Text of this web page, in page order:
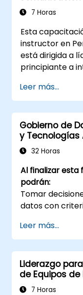
éxito en este
conflictos y
Alinear las
manera
7 Horas
Esta
instructor en
está dirigida a
principiante a
participación
coaching y las
desempeño.
Leer más...
Gobierno de
y
Dirección
32 Horas
Al finalizar
podrán:
Tomar
datos con
Diseñar e
alineada al
Evaluar
Artificial y
Liderar
digital en sus
Leer más...
Liderazgo
de Equipos
7 Horas